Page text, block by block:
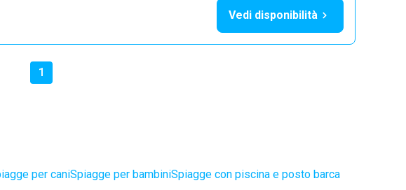
Vedi disponibilità
1
per caniSpiagge per bambiniSpiagge con piscina e posto barca